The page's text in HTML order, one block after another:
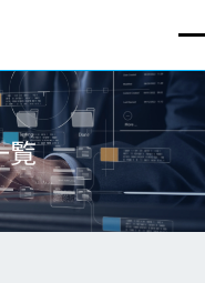
業務パッケージの開発・販売を手が
覧